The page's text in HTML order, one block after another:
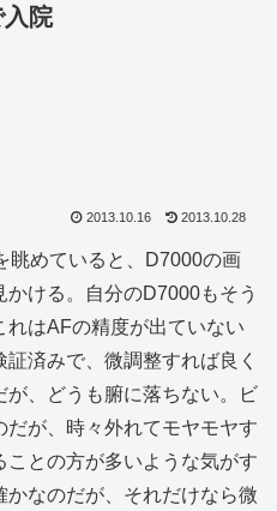
院
2013.10.16 2013.10.28
眺めていると、D7000の画
ける。自分のD7000もそう
はAFの精度が出ていない
済みで、微調整すれば良く
、どうも腑に落ちない。ビ
が、時々外れてモヤモヤす
との方が多いような気がす
なのだが、それだけなら微